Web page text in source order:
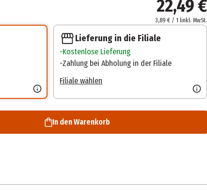
22,49 €
3,89 € / 1 linkl. MwSt.
Lieferung in die Filiale
Kostenlose Lieferung
Zahlung bei Abholung in der Filiale
Filiale wählen
In den Warenkorb